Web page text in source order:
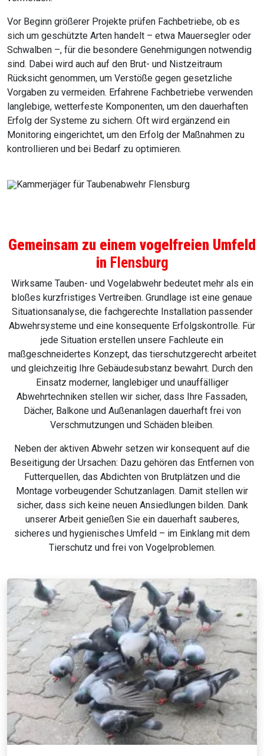
Vor Beginn größerer Projekte prüfen Fachbetriebe, ob es
sich um geschützte Arten handelt – etwa Mauersegler oder
Schwalben –, für die besondere Genehmigungen notwendig
sind. Dabei wird auch auf den Brut- und Nistzeitraum
Rücksicht genommen, um Verstöße gegen gesetzliche
Vorgaben zu vermeiden. Erfahrene Fachbetriebe verwenden
langlebige, wetterfeste Komponenten, um den dauerhaften
Erfolg der Systeme zu sichern. Oft wird ergänzend ein
Monitoring eingerichtet, um den Erfolg der Maßnahmen zu
kontrollieren und bei Bedarf zu optimieren.
Gemeinsam zu einem vogelfreien Umfeld
in Flensburg
Wirksame Tauben- und Vogelabwehr bedeutet mehr als ein
bloßes kurzfristiges Vertreiben. Grundlage ist eine genaue
Situationsanalyse, die fachgerechte Installation passender
Abwehrsysteme und eine konsequente Erfolgskontrolle. Für
jede Situation erstellen unsere Fachleute ein
maßgeschneidertes Konzept, das tierschutzgerecht arbeitet
und gleichzeitig Ihre Gebäudesubstanz bewahrt. Durch den
Einsatz moderner, langlebiger und unauffälliger
Abwehrtechniken stellen wir sicher, dass Ihre Fassaden,
Dächer, Balkone und Außenanlagen dauerhaft frei von
Verschmutzungen und Schäden bleiben.
Neben der aktiven Abwehr setzen wir konsequent auf die
Beseitigung der Ursachen: Dazu gehören das Entfernen von
Futterquellen, das Abdichten von Brutplätzen und die
Montage vorbeugender Schutzanlagen. Damit stellen wir
sicher, dass sich keine neuen Ansiedlungen bilden. Dank
unserer Arbeit genießen Sie ein dauerhaft sauberes,
sicheres und hygienisches Umfeld – im Einklang mit dem
Tierschutz und frei von Vogelproblemen.